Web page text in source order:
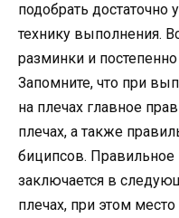
подобрать
технику выполнения.
разминки и
Запомните, что при
на плечах главное
плечах, а также
биципсов.
заключается в
плечах, при этом